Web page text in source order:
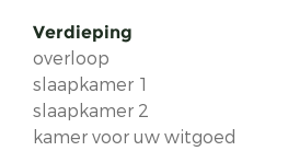
Verdieping
overloop
slaapkamer 1
slaapkamer 2
kamer voor uw witgoed